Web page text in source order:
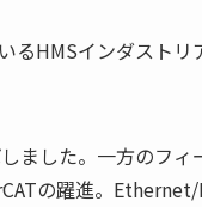
るHMSインダストリ
ました。一方のフィ
の躍進。